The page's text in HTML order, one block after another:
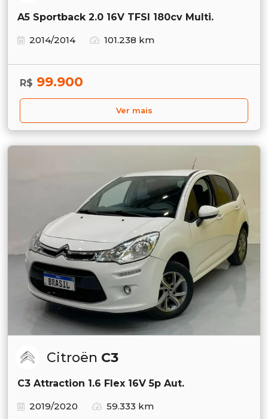
A5 Sportback 2.0 16V TFSI 180cv Multi.
2014/2014
101.238 km
R$ 99.900
Ver mais
Citroën C3
C3 Attraction 1.6 Flex 16V 5p Aut.
2019/2020
59.333 km